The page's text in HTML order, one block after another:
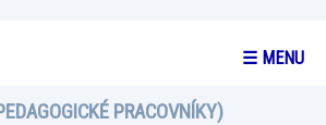
☰ MENU
PRACOVNÍKY)